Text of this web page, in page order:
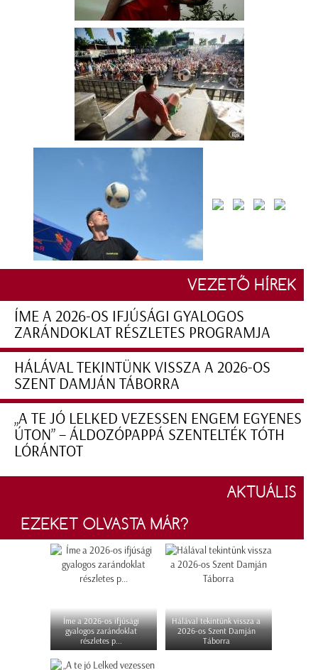
VEZETŐ HÍREK
ÍME A 2026-OS IFJÚSÁGI GYALOGOS
ZARÁNDOKLAT RÉSZLETES PROGRAMJA
HÁLÁVAL TEKINTÜNK VISSZA A 2026-OS
SZENT DAMJÁN TÁBORRA
„A TE JÓ LELKED VEZESSEN ENGEM EGYENES
ÚTON” – ÁLDOZÓPAPPÁ SZENTELTÉK TÓTH
LÓRÁNTOT
AKTUÁLIS
EZEKET OLVASTA MÁR?
Íme a 2026-os ifjúsági
gyalogos zarándoklat
részletes p...
Hálával tekintünk vissza a
2026-os Szent Damján
Táborra